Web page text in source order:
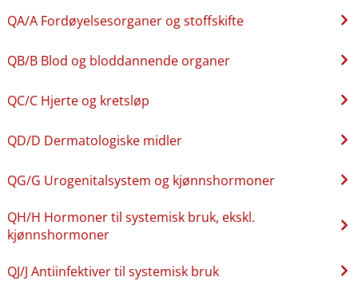
QA​/​A Fordøyelsesorganer og stoffskifte
QB​/​B Blod og bloddannende organer
QC​/​C Hjerte og kretsløp
QD​/​D Dermatologiske midler
QG​/​G Urogenitalsystem og kjønnshormoner
QH​/​H Hormoner til systemisk bruk, ekskl.
kjønnshormoner
QJ​/​J Antiinfektiver til systemisk bruk